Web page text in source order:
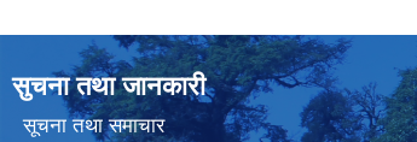
सुचना तथा जानकारी
सूचना तथा समाचार